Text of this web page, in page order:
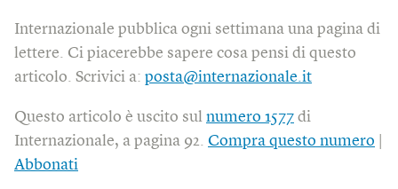
Internazionale pubblica ogni settimana una pagina di
lettere. Ci piacerebbe sapere cosa pensi di questo
articolo. Scrivici a: posta@internazionale.it
Questo articolo è uscito sul numero 1577 di
Internazionale, a pagina 92. Compra questo numero
Abbonati